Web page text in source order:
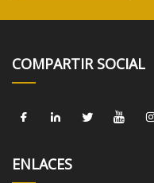
COMPARTIR SOCIAL
ENLACES